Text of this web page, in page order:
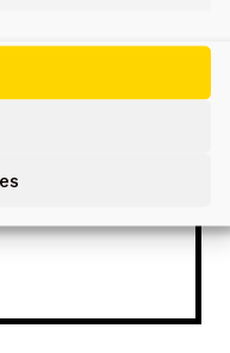
redskap kan
till ett